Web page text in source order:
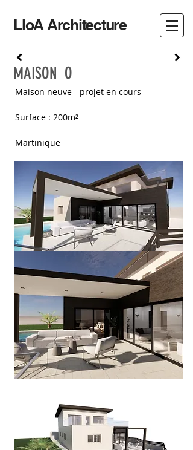
LloA Architecture
MAISON O
Maison neuve - projet en cours
Surface : 200m²
Martinique